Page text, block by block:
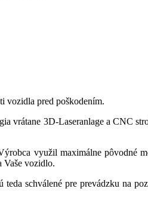
vozidla pred poškodením.
vrátane 3D-Laseranlage a CNC
využil maximálne pôvodné
Vaše vozidlo.
schválené pre prevádzku na